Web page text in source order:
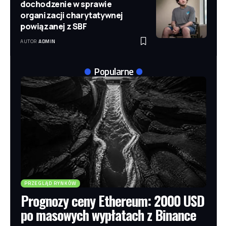
dochodzenie w sprawie
organizacji charytatywnej
powiązanej z SBF
AUTOR ADMIN
Popularne
PRZEGLĄD RYNKÓW
Prognozy ceny Ethereum: 2000 USD
po masowych wypłatach z Binance